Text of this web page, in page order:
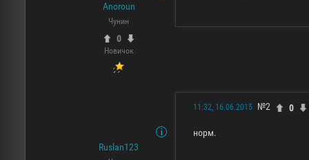
Anoroun
Чунин
0
Новичок
Ruslan123
11:32, 16.06.2015 №2 0
норм.